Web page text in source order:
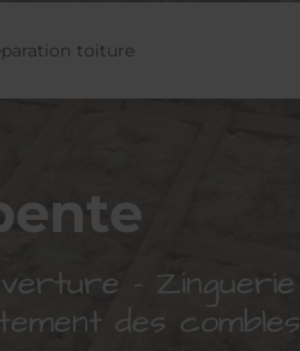
- Zinguerie
des combles
toiture